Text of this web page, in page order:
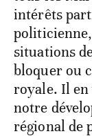
intérêts
situations
bloquer ou
royale. Il en
notre
régional de